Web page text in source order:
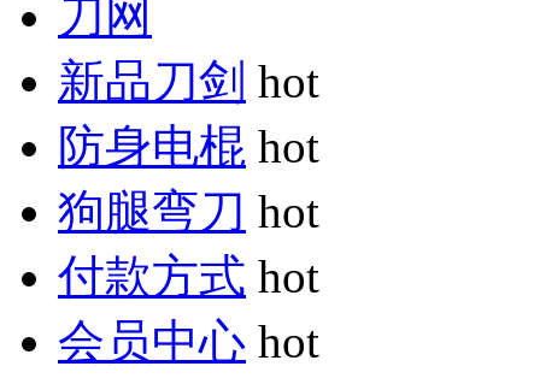
刀网
新品刀剑 hot
防身电棍 hot
狗腿弯刀 hot
付款方式 hot
会员中心 hot